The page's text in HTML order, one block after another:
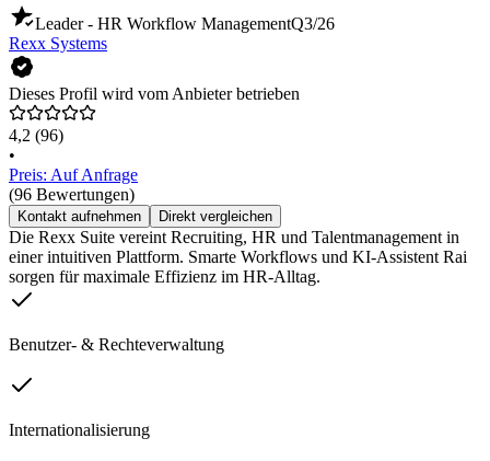
Leader - HR Workflow ManagementQ3/26
Rexx Systems
Dieses Profil wird vom Anbieter betrieben
4,2 (96)
•
Preis: Auf Anfrage
(96 Bewertungen)
Kontakt aufnehmen Direkt vergleichen
Die Rexx Suite vereint Recruiting, HR und Talentmanagement in
einer intuitiven Plattform. Smarte Workflows und KI-Assistent Rai
sorgen für maximale Effizienz im HR-Alltag.
Benutzer- & Rechteverwaltung
Internationalisierung